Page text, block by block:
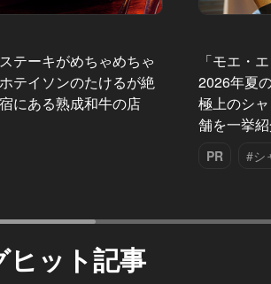
テーキがめちゃめちゃ
テイソンのたけるが絶
にある熟成和牛の店
「モエ・
2026年夏
極上のシ
舗を一挙紹
PR #シ
ヒット記事